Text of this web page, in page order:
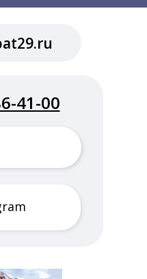
41-00